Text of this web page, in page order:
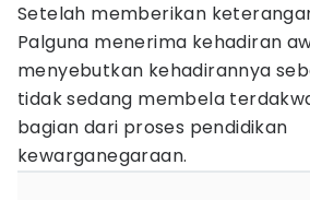
Setelah memberikan
Palguna menerima kehadiran
menyebutkan kehadirannya
tidak sedang membela
bagian dari proses pendidikan
kewarganegaraan.